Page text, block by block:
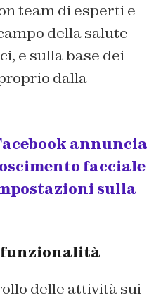
team di esperti e
della salute
e sulla base dei
dalla
annuncia
facciale
sulla
funzionalità
delle attività sui